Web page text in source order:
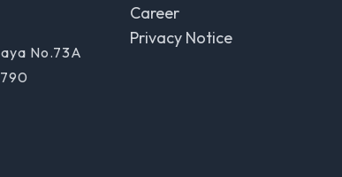
No.73A
Career
Privacy Notice